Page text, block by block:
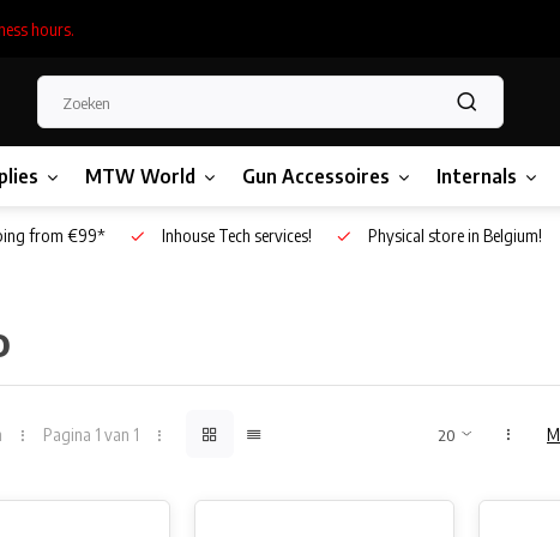
hours.
MTW World Gun Accessoires Internals
from €99* Inhouse Tech services! Physical store in Belgium!
Pagina 1 van 1